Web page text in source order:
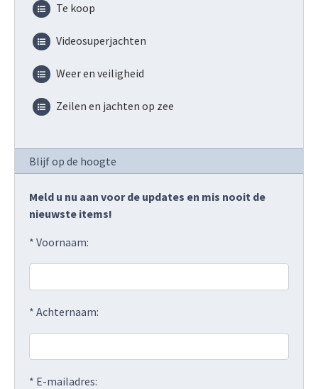
Te koop
Videosuperjachten
Weer en veiligheid
Zeilen en jachten op zee
Blijf op de hoogte
Meld u nu aan voor de updates en mis nooit de
nieuwste items!
* Voornaam:
* Achternaam:
* E-mailadres: